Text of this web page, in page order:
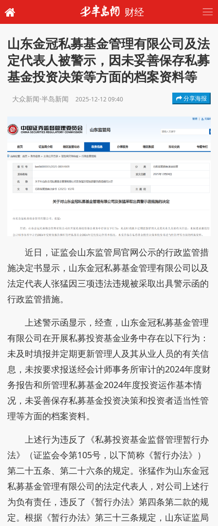
财经
山东金冠私募基金管理有限公司及法
定代表人被警示，因未妥善保存私募
基金投资决策等方面的档案资料等
大众新闻·半岛新闻 2025-12-12 09:40 分享海报
近日，证监会山东监管局官网公示的行政监管措
施决定书显示，山东金冠私募基金管理有限公司以及
法定代表人张猛因三项违法违规被采取出具警示函的
行政监管措施。
上述警示函显示，经查，山东金冠私募基金管理
有限公司在开展私募投资基金业务中存在以下行为：
未及时填报并定期更新管理人及其从业人员的有关信
息，未按要求报送经会计师事务所审计的2024年度财
务报告和所管理私募基金2024年度投资运作基本情
况，未妥善保存私募基金投资决策和投资者适当性管
理等方面的档案资料。
上述行为违反了《私募投资基金监督管理暂行办
法》（证监会令第105号，以下简称《暂行办法》）
第二十五条、第二十六条的规定。张猛作为山东金冠
私募基金管理有限公司的法定代表人，对公司上述行
为负有责任，违反了《暂行办法》第四条第二款的规
定。根据《暂行办法》第三十三条规定，山东证监局